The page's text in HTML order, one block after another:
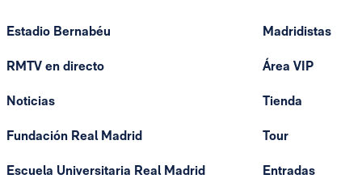
Estadio Bernabéu
RMTV en directo
Noticias
Fundación Real Madrid
Escuela Universitaria Real Madrid
Madridistas
Área VIP
Tienda
Tour
Entradas